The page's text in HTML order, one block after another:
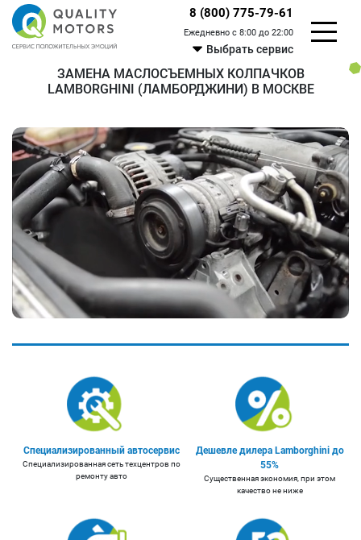
8 (800) 775-79-61
Ежедневно с 8:00 до 22:00
Выбрать сервис
ЗАМЕНА МАСЛОСЪЕМНЫХ КОЛПАЧКОВ
LAMBORGHINI (ЛАМБОРДЖИНИ) В МОСКВЕ
Специализированный автосервис
Специализированная сеть техцентров по
ремонту авто
Дешевле дилера Lamborghini до
55%
Существенная экономия, при этом
качество не ниже